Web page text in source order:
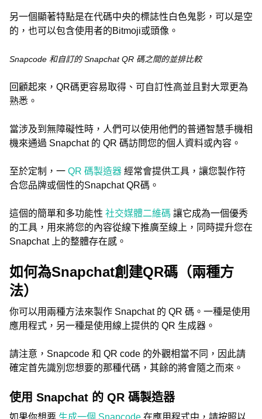
另一個顯著特點是在代碼中央的標誌性白色鬼影，可以是空
的，也可以包含使用者的Bitmoji或頭像。
Snapcode 和自訂的 Snapchat QR 碼之間的並排比較
回顧起來，QR碼更容易取得、可自訂性高並且對大眾更為
熟悉。
當涉及到無障礙性時，人們可以使用他們的普通智慧手機相
機來通過 Snapchat 的 QR 碼訪問您的個人資料或內容。
至於定制，一 QR 碼製造器 經常會提供工具，讓您製作符
合您品牌或個性的Snapchat QR碼。
這個的簡單和多功能性 社交媒體二維碼 讓它成為一個優秀
的工具，用來將您的內容從線下推廣至線上，同時提升您在
Snapchat 上的整體存在感。
如何為Snapchat創建QR碼（兩種方
法）
你可以用兩種方法來製作 Snapchat 的 QR 碼。一種是使用
應用程式，另一種是使用線上提供的 QR 生成器。
請注意，Snapcode 和 QR code 的外觀相當不同，因此請
確定首先識別您想要的那種代碼，其餘的將會隨之而來。
使用 Snapchat 的 QR 碼製造器
如果你想要 生成一個 Snapcode 在應用程式中，請按照以